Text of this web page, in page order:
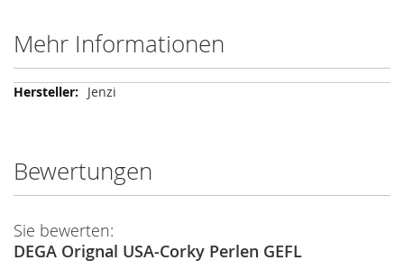
Mehr Informationen
Mehr
Jenzi
Bewertungen
Sie bewerten:
DEGA Orignal USA-Corky Perlen GEFL